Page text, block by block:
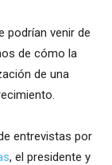
podrían venir de
de cómo la
de una
entrevistas por
, el presidente y